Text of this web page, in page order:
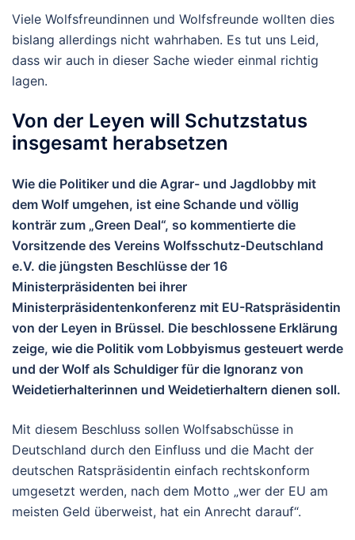
Viele Wolfsfreundinnen und Wolfsfreunde wollten dies
bislang allerdings nicht wahrhaben. Es tut uns Leid,
dass wir auch in dieser Sache wieder einmal richtig
lagen.
Von der Leyen will Schutzstatus
insgesamt herabsetzen
Wie die Politiker und die Agrar- und Jagdlobby mit
dem Wolf umgehen, ist eine Schande und völlig
konträr zum „Green Deal“, so kommentierte die
Vorsitzende des Vereins Wolfsschutz-Deutschland
e.V. die jüngsten Beschlüsse der 16
Ministerpräsidenten bei ihrer
Ministerpräsidentenkonferenz mit EU-Ratspräsidentin
von der Leyen in Brüssel. Die beschlossene Erklärung
zeige, wie die Politik vom Lobbyismus gesteuert werde
und der Wolf als Schuldiger für die Ignoranz von
Weidetierhalterinnen und Weidetierhaltern dienen soll.
Mit diesem Beschluss sollen Wolfsabschüsse in
Deutschland durch den Einfluss und die Macht der
deutschen Ratspräsidentin einfach rechtskonform
umgesetzt werden, nach dem Motto „wer der EU am
meisten Geld überweist, hat ein Anrecht darauf“.